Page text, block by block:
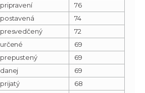
pripravení
76
postavená
74
presvedčený
72
určené
69
prepustený
69
danej
69
prijatý
68